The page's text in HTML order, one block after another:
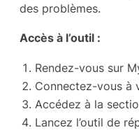
des problèmes.
Accès à l’outil :
Rendez-vous sur
Connectez-vous à
Accédez à la
Lancez l’outil de